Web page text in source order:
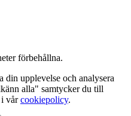
förbehållna.
din upplevelse och analysera
alla" samtycker du till
i vårcookiepolicy.